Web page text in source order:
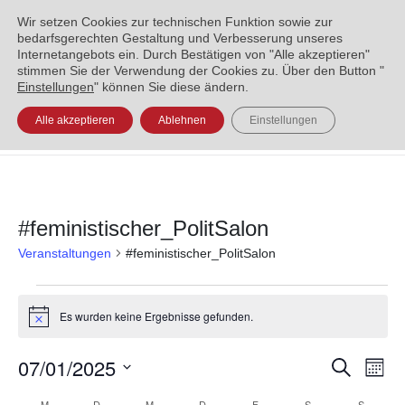
ENGLISH العربية УКРАЇНСЬКА
#feministischer_PolitSalon
Veranstaltungen #feministischer_PolitSalon
HinweisEs wurden keine Ergebnisse gefunden.
Suche
Monat
07/01/2025
Wir setzen Cookies zur technischen Funktion sowie zur
bedarfsgerechten Gestaltung und Verbesserung unseres
Internetangebots ein. Durch Bestätigen von "Alle akzeptieren"
stimmen Sie der Verwendung der Cookies zu. Über den Button "
Einstellungen" können Sie diese ändern.
Alle akzeptieren Ablehnen Einstellungen